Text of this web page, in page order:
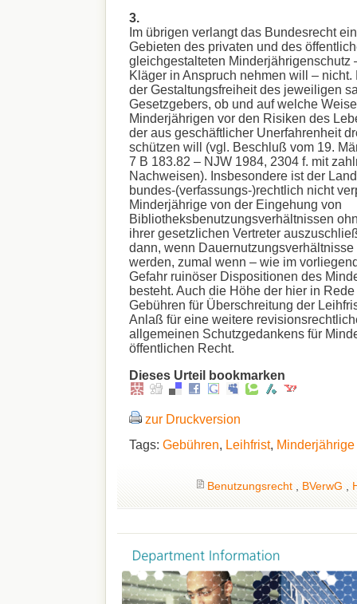
3.
Im übrigen verlangt das Bundesrecht
Gebieten des privaten und des
gleichgestalteten Minderjährigenschutz
Kläger in Anspruch nehmen will –
der Gestaltungsfreiheit des jeweiligen
Gesetzgebers, ob und auf welche
Minderjährigen vor den Risiken des
der aus geschäftlicher Unerfahrenheit
schützen will (vgl. Beschluß vom 19.
7 B 183.82 – NJW 1984, 2304 f. mit
Nachweisen). Insbesondere ist der
bundes-(verfassungs-)rechtlich nicht
Minderjährige von der Eingehung von
Bibliotheksbenutzungsverhältnissen
ihrer gesetzlichen Vertreter
dann, wenn
werden, zumal wenn – wie im
Gefahr ruinöser Dispositionen des
besteht. Auch die Höhe der hier in
Gebühren für Überschreitung der
Anlaß für eine weitere
allgemeinen Schutzgedankens für
öffentlichen Recht.
Dieses Urteil bookmarken
zur Druckversion
Tags: Gebühren, Leihfrist, Minderjährige
Benutzungsrecht, BVerwG ,